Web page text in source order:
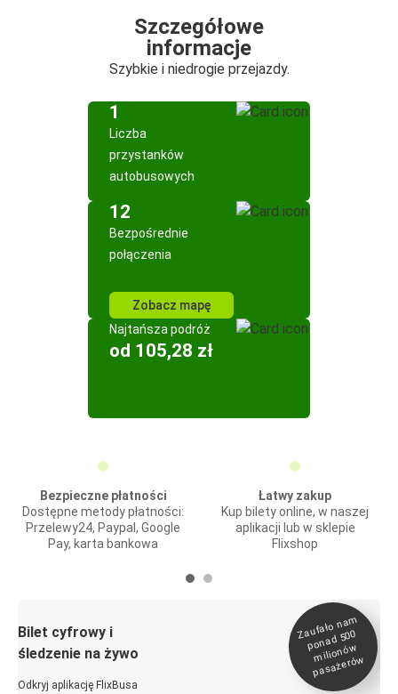
Szczegółowe
informacje
Szybkie i niedrogie przejazdy.
1
Liczba
przystanków
autobusowych
12
Bezpośrednie
połączenia
Zobacz mapę
Najtańsza podróż
od 105,28 zł
Bezpieczne płatności
Dostępne metody płatności:
Przelewy24, Paypal, Google
Pay, karta bankowa
Łatwy zakup
Kup bilety online, w naszej
aplikacji lub w sklepie
Flixshop
Bilet cyfrowy i
śledzenie na żywo
Odkryj aplikację FlixBusa
Zaufało na
m
ponad 500
milionó
w
pasażeró
w